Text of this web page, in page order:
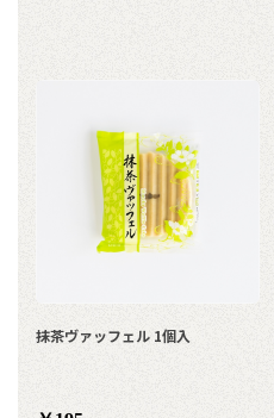
抹茶ヴァッフェル 1個入